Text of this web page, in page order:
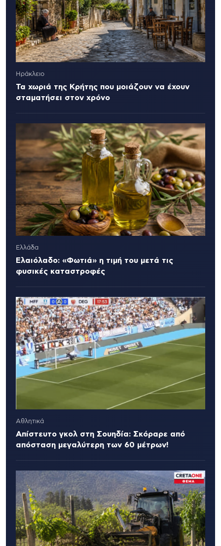
Ηράκλειο
Τα χωριά της Κρήτης που μοιάζουν να έχουν
σταματήσει στον χρόνο
Ελλάδα
Ελαιόλαδο: «Φωτιά» η τιμή του μετά τις
φυσικές καταστροφές
Αθλητικά
Απίστευτο γκολ στη Σουηδία: Σκόραρε από
απόσταση μεγαλύτερη των 60 μέτρων!